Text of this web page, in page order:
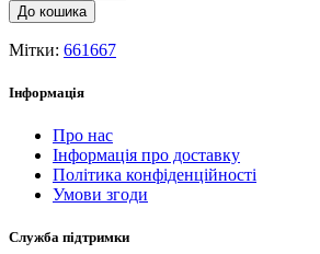
До кошика
Мітки: 661667
Інформація
Про нас
Інформація про доставку
Політика конфіденційності
Умови згоди
Служба підтримки